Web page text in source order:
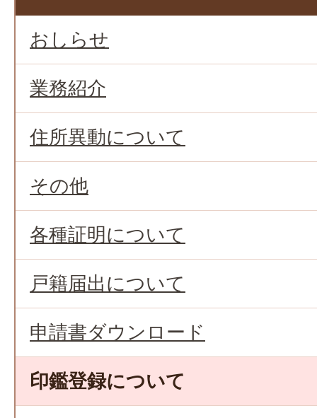
おしらせ
業務紹介
住所異動について
その他
各種証明について
戸籍届出について
申請書ダウンロード
印鑑登録について